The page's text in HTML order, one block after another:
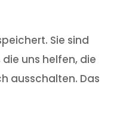
Sie sind
uns helfen, die
ausschalten. Das